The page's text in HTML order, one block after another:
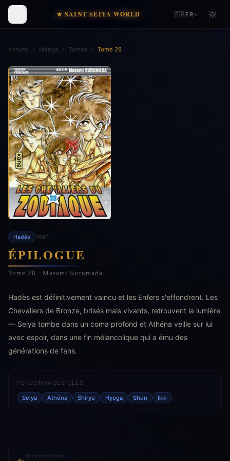
★ SAINT SEIYA WORLD 🇫🇷FR
Accueil › Manga › Tomes › Tome 28
Hadès 1990
ÉPILOGUE
Tome 28 · Masami Kurumada
Hadès est définitivement vaincu et les Enfers s'effondrent. Les
Chevaliers de Bronze, brisés mais vivants, retrouvent la lumière
— Seiya tombe dans un coma profond et Athéna veille sur lui
avec espoir, dans une fin mélancolique qui a ému des
générations de fans.
PERSONNAGES CLÉS
Seiya Athéna Shiryu Hyoga Shun Ikki
Tome précédent